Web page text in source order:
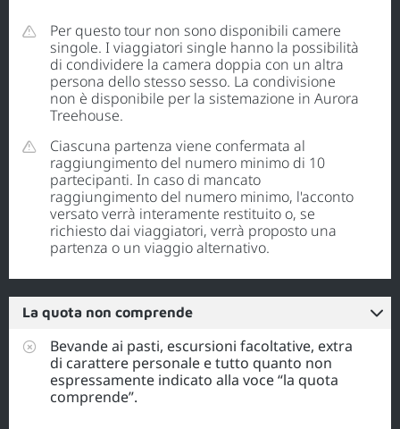
Per questo tour non sono disponibili camere
singole. I viaggiatori single hanno la possibilità
di condividere la camera doppia con un altra
persona dello stesso sesso. La condivisione
non è disponibile per la sistemazione in Aurora
Treehouse.
Ciascuna partenza viene confermata al
raggiungimento del numero minimo di 10
partecipanti. In caso di mancato
raggiungimento del numero minimo, l'acconto
versato verrà interamente restituito o, se
richiesto dai viaggiatori, verrà proposto una
partenza o un viaggio alternativo.
La quota non comprende
Bevande ai pasti, escursioni facoltative, extra
di carattere personale e tutto quanto non
espressamente indicato alla voce “la quota
comprende”.